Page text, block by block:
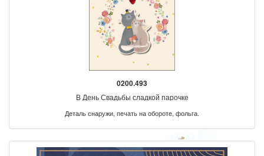
0200.493
В День Свадьбы сладкой парочке
Деталь снаружи, печать на обороте, фольга.